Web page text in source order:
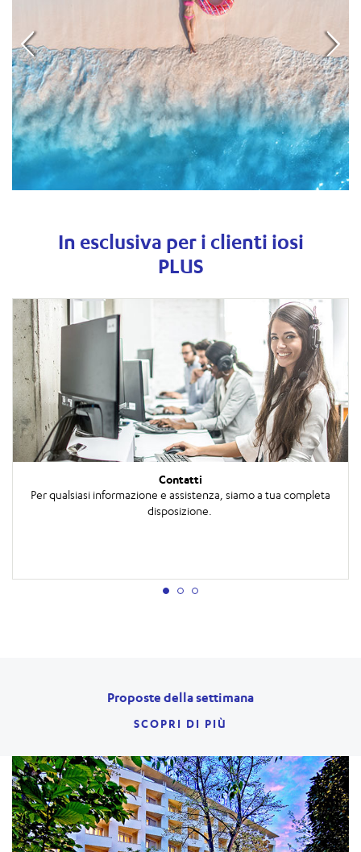
In esclusiva per i clienti iosi
PLUS
Contatti
Per qualsiasi informazione e assistenza, siamo a tua completa
disposizione.
Proposte della settimana
SCOPRI DI PIÙ